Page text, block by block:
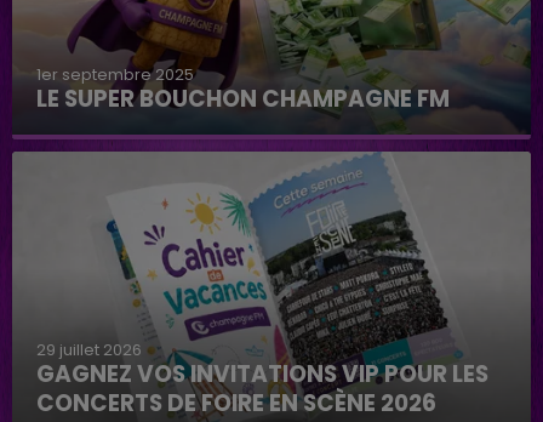
1er septembre 2025
LE SUPER BOUCHON CHAMPAGNE FM
29 juillet 2026
GAGNEZ VOS INVITATIONS VIP POUR LES
CONCERTS DE FOIRE EN SCÈNE 2026